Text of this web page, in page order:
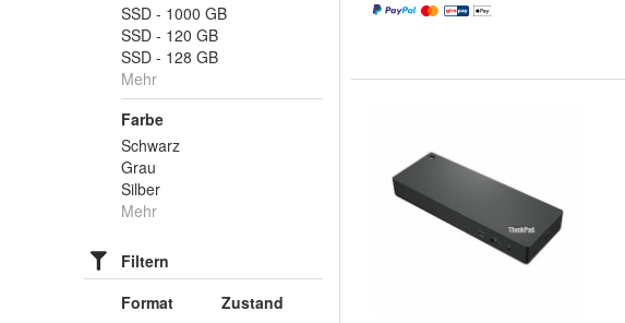
SSD - 1000 GB
SSD - 120 GB
SSD - 128 GB
Mehr
Farbe
Schwarz
Grau
Silber
Mehr
Filtern
Format
Zustand